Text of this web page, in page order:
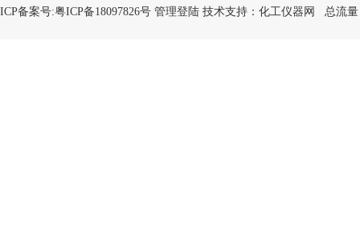
ICP备案号:粤ICP备18097826号 管理登陆 技术支持： 化工仪器网 总流量